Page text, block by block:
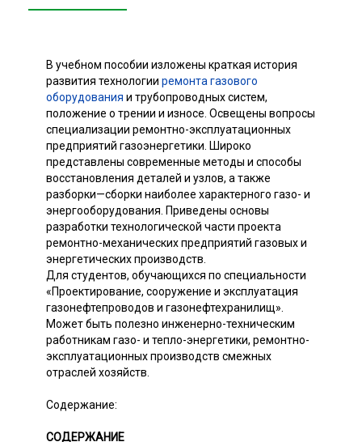
В учебном пособии изложены краткая история
развития технологии ремонта газового
оборудования и трубопроводных систем,
положение о трении и износе. Освещены вопросы
специализации ремонтно-эксплуатационных
предприятий газоэнергетики. Широко
представлены современные методы и способы
восстановления деталей и узлов, а также
разборки—сборки наиболее характерного газо- и
энергооборудования. Приведены основы
разработки технологической части проекта
ремонтно-механических предприятий газовых и
энергетических производств.
Для студентов, обучающихся по специальности
«Проектирование, сооружение и эксплуатация
газонефтепроводов и газонефтехранилищ».
Может быть полезно инженерно-техническим
работникам газо- и тепло-энергетики, ремонтно-
эксплуатационных производств смежных
отраслей хозяйств.
Содержание:
СОДЕРЖАНИЕ